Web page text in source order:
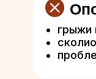
грыжи